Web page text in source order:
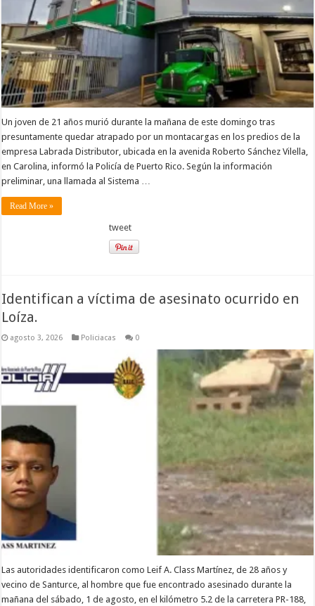
Un joven de 21 años murió durante la mañana de este domingo tras
presuntamente quedar atrapado por un montacargas en los predios de la
empresa Labrada Distributor, ubicada en la avenida Roberto Sánchez Vilella,
en Carolina, informó la Policía de Puerto Rico. Según la información
preliminar, una llamada al Sistema …
Read More »
tweet
Identifican a víctima de asesinato ocurrido en
Loíza.
agosto 3, 2026 Policiacas 0
Las autoridades identificaron como Leif A. Class Martínez, de 28 años y
vecino de Santurce, al hombre que fue encontrado asesinado durante la
mañana del sábado, 1 de agosto, en el kilómetro 5.2 de la carretera PR-188,